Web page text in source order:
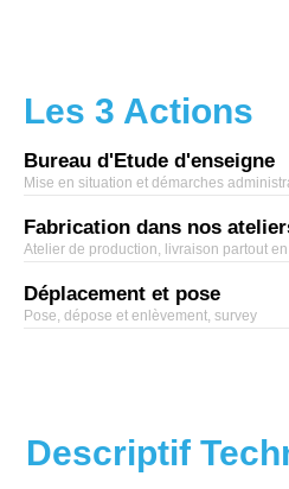
Les 3 Actions
Bureau d'Etude d'enseigne
Mise en situation et démarches
Fabrication dans nos
Atelier de production, livraison partout
Déplacement et pose
Pose, dépose et enlèvement, survey
Descriptif